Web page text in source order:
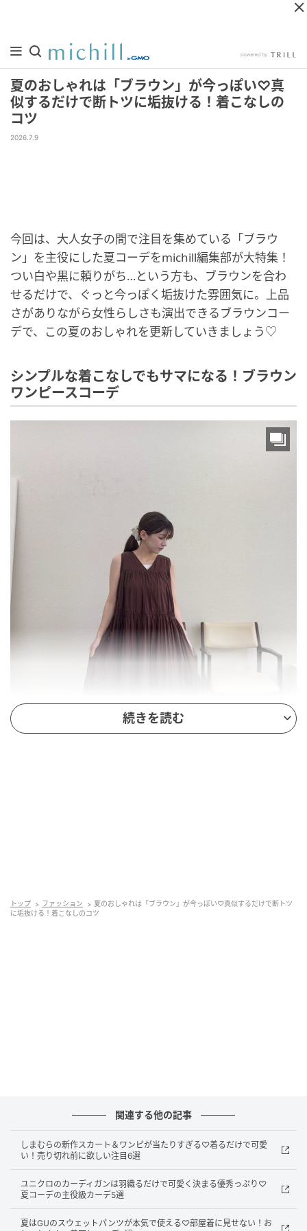
夏のおしゃれは「ブラウン」が今っぽい♡真
似するだけで断トツに垢抜ける！着こなしの
コツ
2026.7.9
今回は、大人女子の間で注目を集めている「ブラウ
ン」を主役にした夏コーデをmichill編集部が大特集！
つい白や黒に頼りがち…という方も、ブラウンを合わ
せるだけで、ぐっと今っぽく垢抜けた雰囲気に。上品
さがありながら女性らしさも演出できるブラウンコー
デで、この夏のおしゃれを更新していきましょう♡
シンプルな着こなしでもサマになる！ブラウン
ワンピースコーデ
軽やかな印象に。黒のバレエシューズを合わせれば全
体がぐっと引き締まり、上品で大人っぽい雰囲気に仕
続きを読む
トップ ファッション
夏のおしゃれは「ブラウン」が今っぽい♡真似するだけで断トツ
に垢抜ける！着こなしのコツ
関連する他の記事
しまむらの新作スカート＆ワンピが当たりすぎる♡着るだけで可愛
い！売り切れ前に欲しい注目6選
ユニクロのカーディガンは羽織るだけで可愛く決まる優秀っぷり♡
夏コーデの主役級カーデ5選
夏はGUのスウェットパンツが本気で使える♡部屋着に見せない！お